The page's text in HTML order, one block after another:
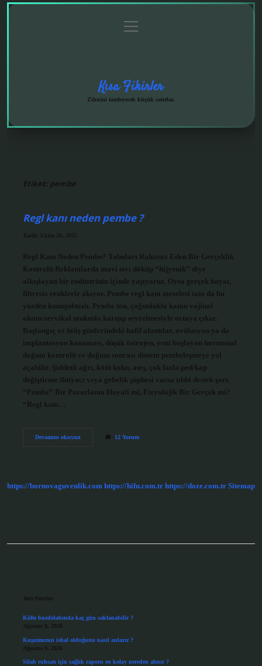
menüyü
aç
Kısa Fikirler
Zihnini tazeleyecek küçük satırlar.
Etiket: pembe
Regl kanı neden pembe ?
Tarih: Ekim 20, 2025
Regl Kanı Neden Pembe? Tabuları Rahatsız Eden Bir Gerçeklik
Kontrolü Reklamlarda mavi sıvı döküp “hijyenik” diye
alkışlayan bir endüstrinin içinde yaşıyoruz. Oysa gerçek hayat,
filtresiz renklerle akıyor. Pembe regl kanı meselesi tam da bu
yüzden konuşulmalı. Pembe ton, çoğunlukla kanın vajinal
akıntı/servikal mukusla karışıp seyrelmesiyle ortaya çıkar.
Başlangıç ve bitiş günlerindeki hafif akıntılar, ovülasyon ya da
implantasyon kanaması, düşük östrojen, yeni başlayan hormonal
doğum kontrolü ve doğum sonrası dönem pembeleşmeye yol
açabilir. Şiddetli ağrı, kötü koku, ateş, çok fazla ped/kap
değiştirme ihtiyacı veya gebelik şüphesi varsa tıbbi destek şart.
“Pembe” Bir Pazarlama Hayali mi, Fizyolojik Bir Gerçek mi?
“Regl kanı…
Devamını okuyunRegl
12 Yorum
https://bornovaguvenlik.com https://hifu.com.tr https://doze.com.tr Sitemap
Son Yazılar
Köfte buzdolabında kaç gün saklanabilir ?
Ağustos 8, 2026
Kuşumuzun ishal olduğunu nasıl anlarız ?
Ağustos 8, 2026
Silah ruhsatı için sağlık raporu en kolay nereden alınır ?